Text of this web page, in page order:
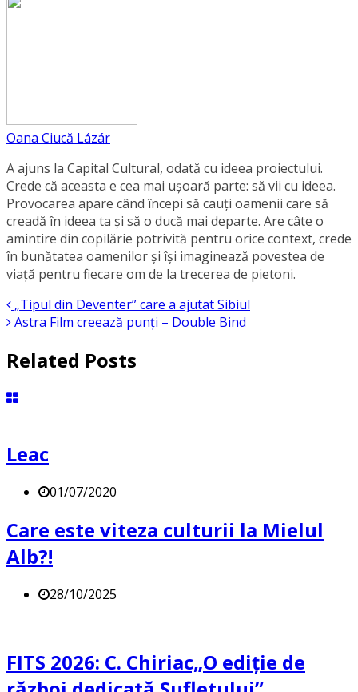
Oana Ciucă Lázár
A ajuns la Capital Cultural, odată cu ideea proiectului.
Crede că aceasta e cea mai ușoară parte: să vii cu ideea.
Provocarea apare când începi să cauți oamenii care să
creadă în ideea ta și să o ducă mai departe. Are câte o
amintire din copilărie potrivită pentru orice context, crede
în bunătatea oamenilor și își imaginează povestea de
viață pentru fiecare om de la trecerea de pietoni.
„Tipul din Deventer” care a ajutat Sibiul
Astra Film creează punți – Double Bind
Related Posts
Leac
01/07/2020
Care este viteza culturii la Mielul
Alb?!
28/10/2025
FITS 2026: C. Chiriac„O ediție de